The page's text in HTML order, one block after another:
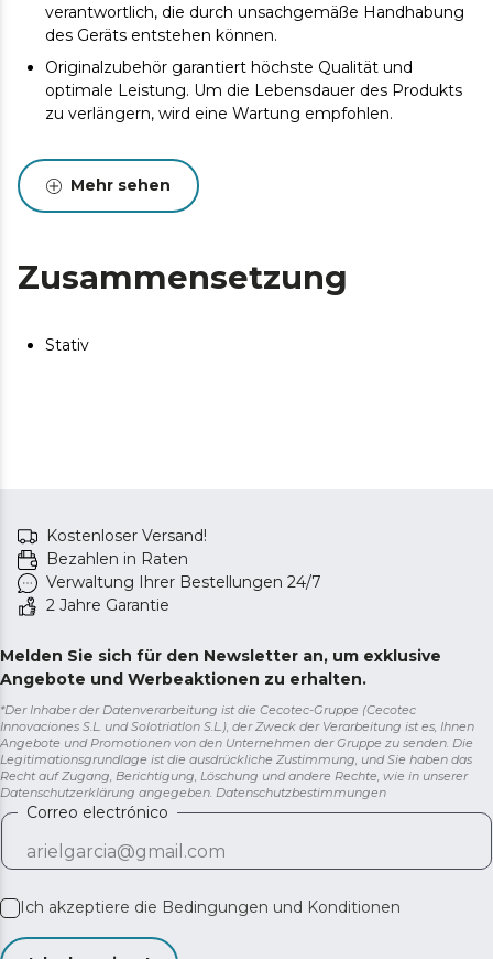
verantwortlich, die durch unsachgemäße Handhabung
des Geräts entstehen können.
Originalzubehör garantiert höchste Qualität und
optimale Leistung. Um die Lebensdauer des Produkts
zu verlängern, wird eine Wartung empfohlen.
Mehr sehen
Zusammensetzung
Stativ
Kostenloser Versand!
Bezahlen in Raten
Verwaltung Ihrer Bestellungen 24/7
2 Jahre Garantie
Melden Sie sich für den Newsletter an, um exklusive
Angebote und Werbeaktionen zu erhalten.
*Der Inhaber der Datenverarbeitung ist die Cecotec-Gruppe (Cecotec
Innovaciones S.L. und Solotriatlon S.L.), der Zweck der Verarbeitung ist es, Ihnen
Angebote und Promotionen von den Unternehmen der Gruppe zu senden. Die
Legitimationsgrundlage ist die ausdrückliche Zustimmung, und Sie haben das
Recht auf Zugang, Berichtigung, Löschung und andere Rechte, wie in unserer
Datenschutzerklärung angegeben. Datenschutzbestimmungen
Correo electrónico
Ich akzeptiere die Bedingungen und Konditionen